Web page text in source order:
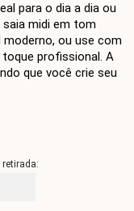
para o dia a dia ou
midi em tom
ou use com
profissional. A
que você crie seu
retirada: